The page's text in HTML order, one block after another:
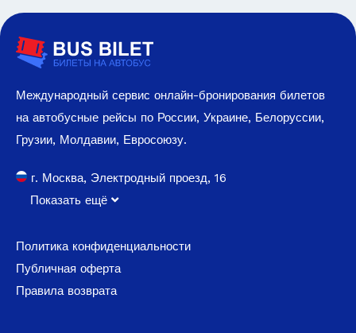
Международный сервис онлайн-бронирования билетов
на автобусные рейсы по России, Украине, Белоруссии,
Грузии, Молдавии, Евросоюзу.
г. Москва, Электродный проезд, 16
Показать ещё
Политика конфиденциальности
Публичная оферта
Правила возврата